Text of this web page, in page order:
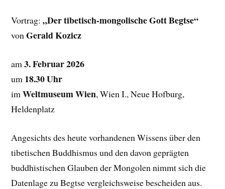
Vortrag:„Der tibetisch-mongolische Gott Begtse“
vonGerald Kozicz
am3. Februar 2026
um 18.30 Uhr
imWeltmuseum Wien, Wien I., Neue Hofburg,
Heldenplatz
Angesichts des heute vorhandenen Wissens über den
tibetischen Buddhismus und den davon geprägten
buddhistischen Glauben der Mongolen nimmt sich die
Datenlage zu Begtse vergleichsweise bescheiden aus.